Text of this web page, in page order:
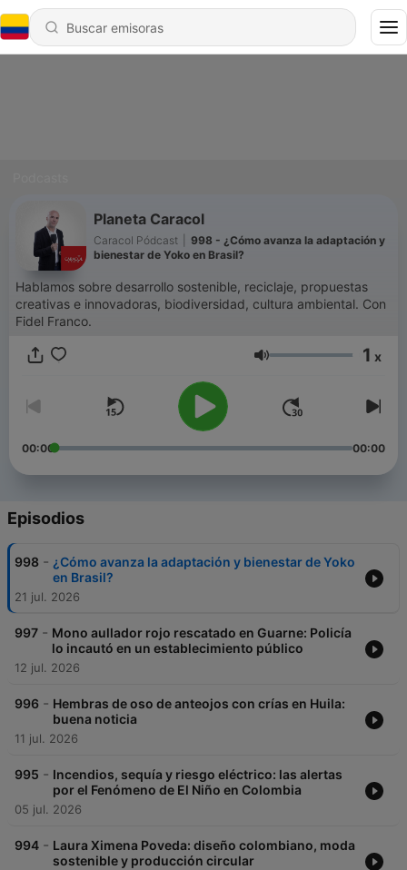
Planeta Caracol
Caracol Pódcast
998 - ¿Cómo avanza la adaptación y
bienestar de Yoko en Brasil?
Hablamos sobre desarrollo sostenible, reciclaje, propuestas
creativas e innovadoras, biodiversidad, cultura ambiental. Con
Fidel Franco.
Volumen 1 x
00:00 00:00
Episodios
998 - ¿Cómo avanza la adaptación y bienestar de Yoko
en Brasil?
21 jul. 2026
997 - Mono aullador rojo rescatado en Guarne: Policía
lo incautó en un establecimiento público
12 jul. 2026
996 - Hembras de oso de anteojos con crías en Huila:
buena noticia
11 jul. 2026
995 - Incendios, sequía y riesgo eléctrico: las alertas
por el Fenómeno de El Niño en Colombia
05 jul. 2026
994 - Laura Ximena Poveda: diseño colombiano, moda
sostenible y producción circular